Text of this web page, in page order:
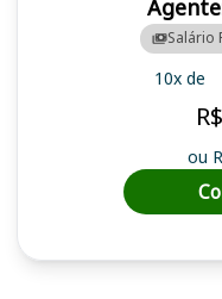
Salário
10x de
R$
ou